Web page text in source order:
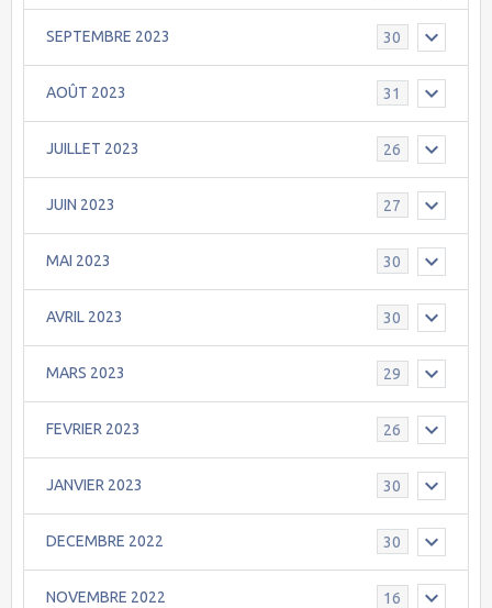
SEPTEMBRE 2023 30
AOÛT 2023 31
JUILLET 2023 26
JUIN 2023 27
MAI 2023 30
AVRIL 2023 30
MARS 2023 29
FEVRIER 2023 26
JANVIER 2023 30
DECEMBRE 2022 30
NOVEMBRE 2022 16